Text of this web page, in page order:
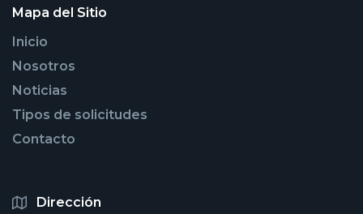
Mapa del Sitio
Inicio
Nosotros
Noticias
Tipos de solicitudes
Contacto
Dirección